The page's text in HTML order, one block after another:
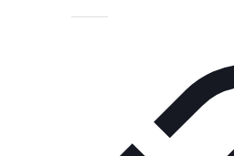
Технологии
читателя